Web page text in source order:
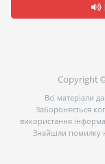
Copyright
Всі матеріали
Забороняється
використання
Знайшли помилку